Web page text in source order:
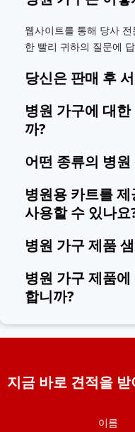
웹사이트를 통해 당사
한 빨리 귀하의 질문에
당신은 판매 후
DRAGON은 귀하의 신뢰
가 가구 투자에서 최대
에 주의를 기울입니다.
병원 가구에 대
까?
병원 가구에 대한 맞춤 서
필요합니다.
어떤 종류의 병
우리는 전동식 및 수동식
반적으로 선택되는 모델
니다.
병원용 카트를
사용할 수 있나요
우리는 크래시 카트, 약물
테인리스 스틸 카트를 포
병원 가구 제품
우리는 병원 가구 샘플을
귀하가 지불해야 합니다.
병원 가구 제품
합니까?
질문이 있으시면 언제든
지금 바로 견적을